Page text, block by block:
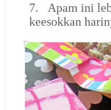
7.
Apam ini
keesokkan